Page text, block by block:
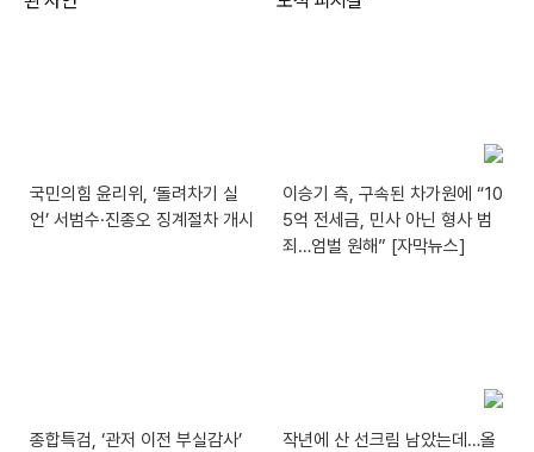
국민의힘 윤리위, ‘돌려차기 실
언’ 서범수·진종오 징계절차 개시
이승기 측, 구속된 차가원에 “10
5억 전세금, 민사 아닌 형사 범
죄…엄벌 원해” [자막뉴스]
종합특검, ‘관저 이전 부실감사’
작년에 산 선크림 남았는데…올